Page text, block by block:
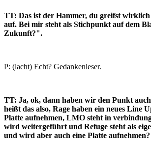
TT: Das ist der Hammer, du greifst
auf. Bei mir steht als Stichpunkt auf dem
Zukunft?".
P: (lacht) Echt? Gedankenleser.
TT: Ja, ok, dann haben wir den Punkt
heißt das also, Rage haben ein neues Line
Platte aufnehmen, LMO steht in
wird weitergeführt und Refuge steht als
und wird aber auch eine Platte aufnehmen?